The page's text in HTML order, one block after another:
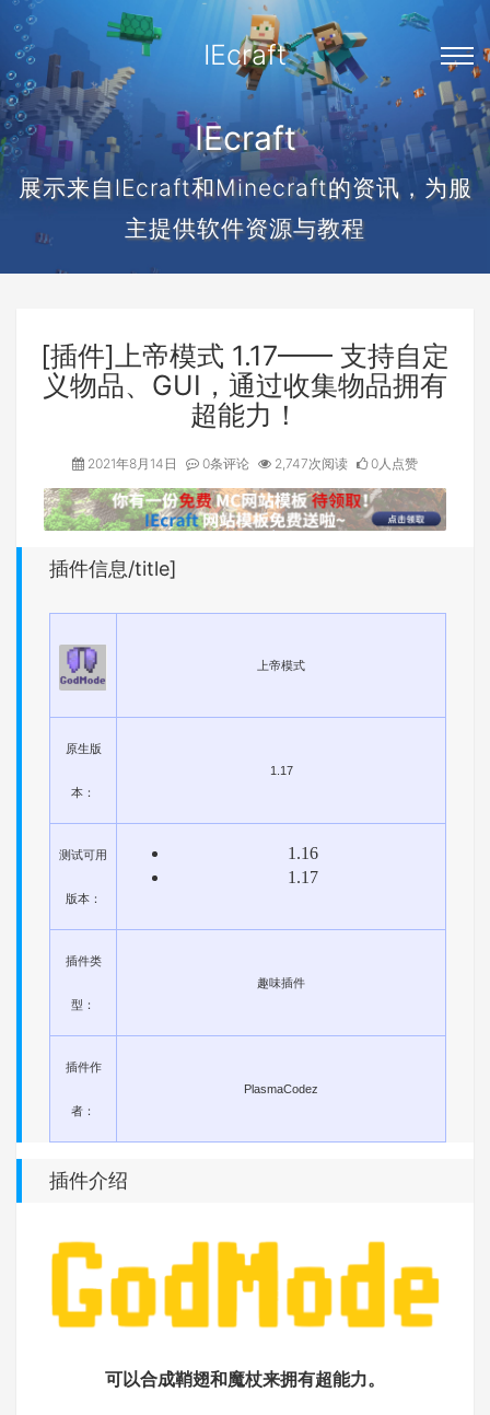
IEcraft
IEcraft
展示来自lEcraft和Minecraft的资讯，为服
主提供软件资源与教程
[插件]上帝模式 1.17—— 支持自定
义物品、GUI，通过收集物品拥有
超能力！
2021年8月14日 0条评论 2,747次阅读 0人点赞
插件信息/title]
上帝模式
原生版
本：
1.17
测试可用
版本：
1.16
1.17
插件类
型：
趣味插件
插件作
者：
PlasmaCodez
插件介绍
可以合成鞘翅和魔杖来拥有超能力。